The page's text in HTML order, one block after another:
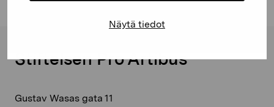
Näytä tiedot
Stiftelsen Pro Artibus
Gustav Wasas gata 11